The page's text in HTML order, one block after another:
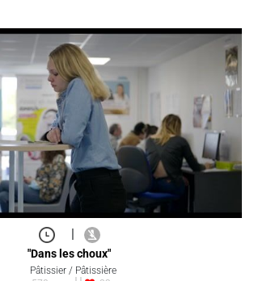
|
"Dans les choux"
Pâtissier / Pâtissière